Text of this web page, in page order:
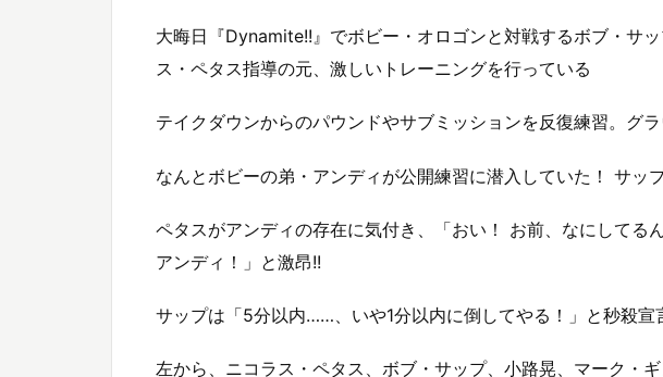
大晦日『Dynamite!!』でボビー・オロゴンと対戦するボブ・サ
ス・ペタス指導の元、激しいトレーニングを行っている
テイクダウンからのパウンドやサブミッションを反復練習。グ
なんとボビーの弟・アンディが公開練習に潜入していた！ サ
ペタスがアンディの存在に気付き、「おい！ お前、なにしてる
アンディ！」と激昂!!
サップは「5分以内……、いや1分以内に倒してやる！」と秒殺宣
左から、ニコラス・ペタス、ボブ・サップ、小路晃、マーク・